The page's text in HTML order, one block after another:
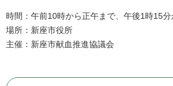
時間：午前10時から正午まで、午後1時15
場所：新座市役所
主催：新座市献血推進協議会